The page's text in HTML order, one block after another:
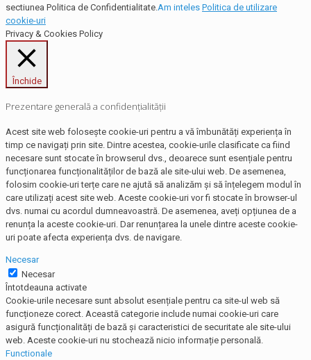
sectiunea Politica de Confidentialitate. Am inteles Politica de utilizare
cookie-uri
Privacy & Cookies Policy
Închide
Prezentare generală a confidențialității
Acest site web folosește cookie-uri pentru a vă îmbunătăți experiența în
timp ce navigați prin site. Dintre acestea, cookie-urile clasificate ca fiind
necesare sunt stocate în browserul dvs., deoarece sunt esențiale pentru
funcționarea funcționalităților de bază ale site-ului web. De asemenea,
folosim cookie-uri terțe care ne ajută să analizăm și să înțelegem modul în
care utilizați acest site web. Aceste cookie-uri vor fi stocate în browser-ul
dvs. numai cu acordul dumneavoastră. De asemenea, aveți opțiunea de a
renunța la aceste cookie-uri. Dar renunțarea la unele dintre aceste cookie-
uri poate afecta experiența dvs. de navigare.
Necesar
Necesar
Întotdeauna activate
Cookie-urile necesare sunt absolut esențiale pentru ca site-ul web să
funcționeze corect. Această categorie include numai cookie-uri care
asigură funcționalități de bază și caracteristici de securitate ale site-ului
web. Aceste cookie-uri nu stochează nicio informație personală.
Functionale